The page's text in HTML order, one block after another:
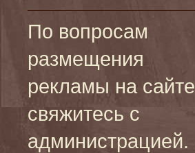
По вопросам
размещения
рекламы на сайте
свяжитесь с
администрацией.